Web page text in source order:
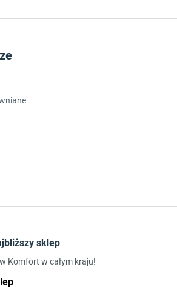
(górne)sklep
Komfort w całym kraju!